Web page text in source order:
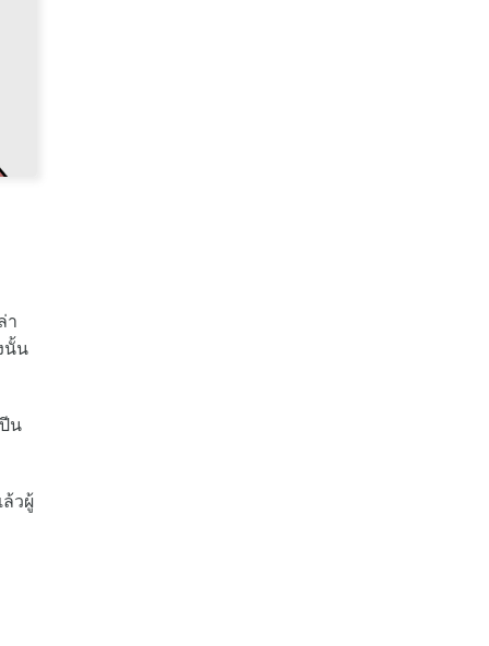
า
นั้น
น
วผู้